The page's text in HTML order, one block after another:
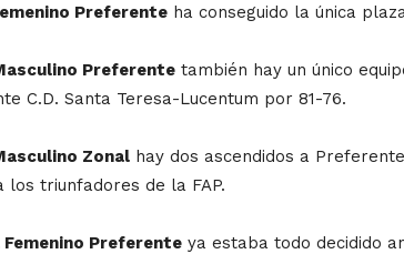
Preferenteha conseguido la única
Preferentetambién hay un único
C.D. Santa Teresa-Lucentum por 81-76.
Zonalhay dos ascendidos a
los triunfadores de la FAP.
Preferenteya estaba todo decidido